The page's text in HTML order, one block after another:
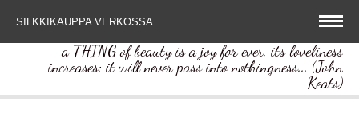
SILKKIKAUPPA VERKOSSA
a THING of beauty is a joy for ever, its loveliness
increases; it will never pass into nothingness... (John
Keats)